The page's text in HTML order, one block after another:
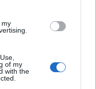
my
of my
with the
Ο διαχωρισμός με
σαφής, καθώς ο
zoom θα
του Ultrawide
μέσου αγοραστή.
η προσαρμογή
ένα σασί πάχους